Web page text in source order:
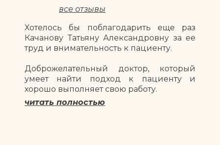
все отзывы
Хотелось бы поблагодарить еще раз
Качанову Татьяну Александровну за ее
труд и внимательность к пациенту.
Доброжелательный доктор, который
умеет найти подход к пациенту и
хорошо выполняет свою работу.
читать полностью